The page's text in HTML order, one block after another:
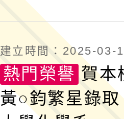
建立時間：2025-03-
熱門榮譽 賀本
黃○鈞繁星錄